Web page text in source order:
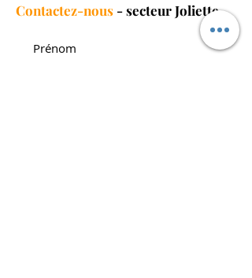
Contactez-nous - secteur Joliette